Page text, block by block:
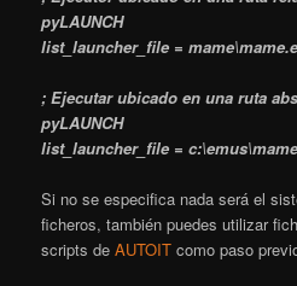
pyLAUNCH
list_launcher_file =
; Ejecutar ubicado en una ruta
pyLAUNCH
list_launcher_file =
Si no se especifica nada será el
ficheros, también puedes utilizar
scripts deAUTOIT como paso